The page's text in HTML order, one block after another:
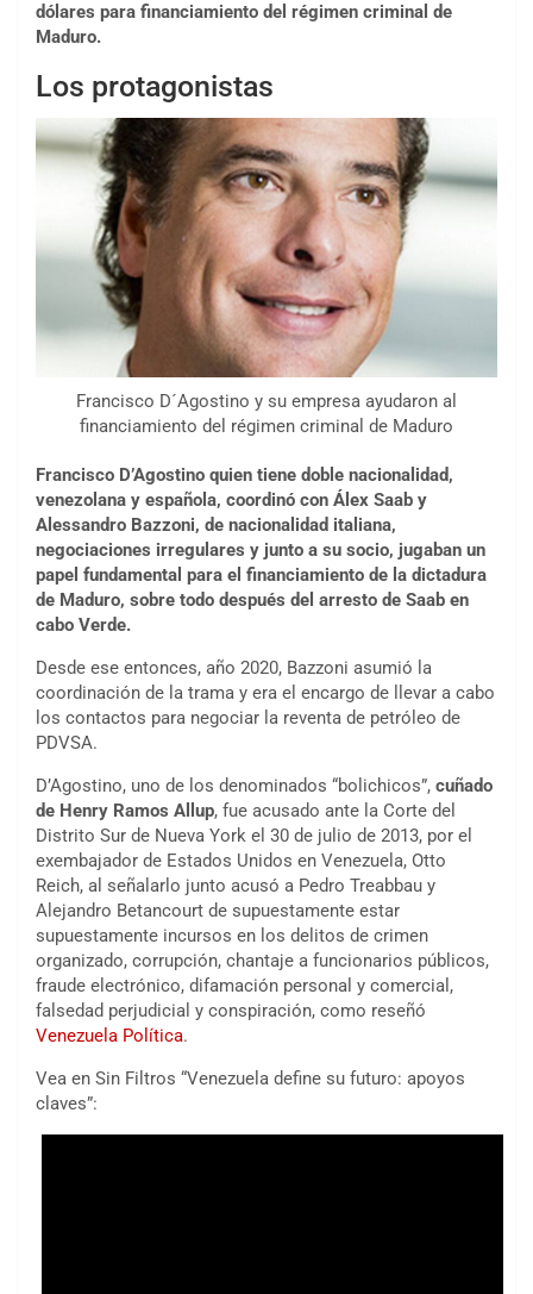
dólares para financiamiento del régimen criminal de
Maduro.
Los protagonistas
Francisco D´Agostino y su empresa ayudaron al
financiamiento del régimen criminal de Maduro
Francisco D’Agostino quien tiene doble nacionalidad,
venezolana y española, coordinó con Álex Saab y
Alessandro Bazzoni, de nacionalidad italiana,
negociaciones irregulares y junto a su socio, jugaban un
papel fundamental para el financiamiento de la dictadura
de Maduro, sobre todo después del arresto de Saab en
cabo Verde.
Desde ese entonces, año 2020, Bazzoni asumió la
coordinación de la trama y era el encargo de llevar a cabo
los contactos para negociar la reventa de petróleo de
PDVSA.
D’Agostino, uno de los denominados “bolichicos”, cuñado
de Henry Ramos Allup, fue acusado ante la Corte del
Distrito Sur de Nueva York el 30 de julio de 2013, por el
exembajador de Estados Unidos en Venezuela, Otto
Reich, al señalarlo junto acusó a Pedro Treabbau y
Alejandro Betancourt de supuestamente estar
supuestamente incursos en los delitos de crimen
organizado, corrupción, chantaje a funcionarios públicos,
fraude electrónico, difamación personal y comercial,
falsedad perjudicial y conspiración, como reseñó
Venezuela Política.
Vea en Sin Filtros “Venezuela define su futuro: apoyos
claves”: